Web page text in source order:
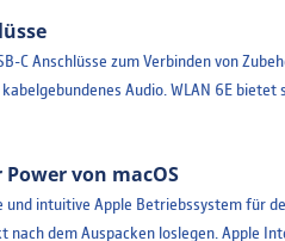
C Anschlüsse zum Verbinden von
Audio. WLAN 6E
von macOS
und intuitive Apple Betriebssystem für
nach dem Auspacken loslegen. Apple